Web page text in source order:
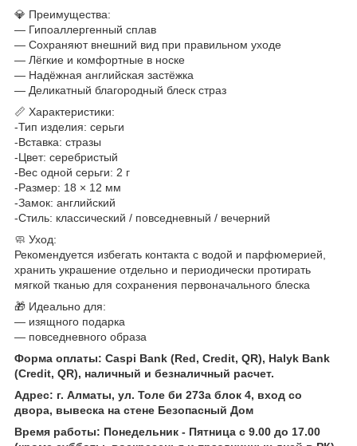
💎 Преимущества:
— Гипоаллергенный сплав
— Сохраняют внешний вид при правильном уходе
— Лёгкие и комфортные в носке
— Надёжная английская застёжка
— Деликатный благородный блеск страз
📏 Характеристики:
-Тип изделия: серьги
-Вставка: стразы
-Цвет: серебристый
-Вес одной серьги: 2 г
-Размер: 18 × 12 мм
-Замок: английский
-Стиль: классический / повседневный / вечерний
🧼 Уход:
Рекомендуется избегать контакта с водой и парфюмерией,
хранить украшение отдельно и периодически протирать
мягкой тканью для сохранения первоначального блеска
🎁 Идеально для:
— изящного подарка
— повседневного образа
Форма оплаты: Caspi Bank (Red, Credit, QR), Halyk Bank
(Credit, QR), наличный и безналичный расчет.
Адрес: г. Алматы, ул. Толе би 273а блок 4, вход со
двора, вывеска на стене Безопасный Дом
Время работы: Понедельник - Пятница с 9.00 до 17.00